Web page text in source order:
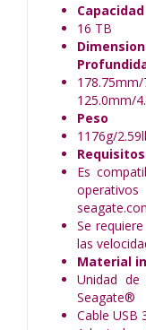
Capacidad
16 TB
125.0mm/
Peso
1176g/
Es
Se
las
Material
Unidad
Seagate®
Cable USB